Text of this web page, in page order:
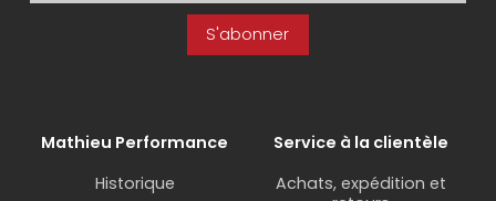
S'abonner
Mathieu Performance
Historique
Service à la clientèle
Achats, expédition et